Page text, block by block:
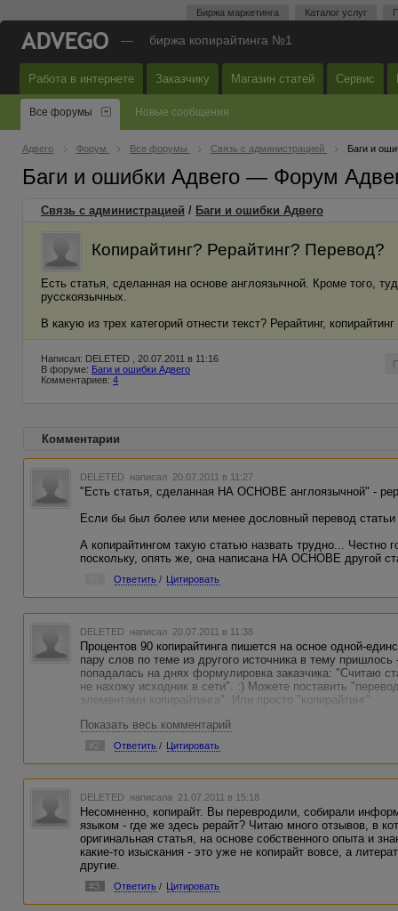
Биржа маркетинга Каталог услуг
— биржа копирайтинга №1
Работа в интернете Заказчику Магазин статей Сервис
Все форумы Новые сообщения
Адвего Форум Все форумы Связь с администрацией Баги и
Баги и ошибки Адвего — Форум
Связь с администрацией / Баги и ошибки Адвего
Копирайтинг? Рерайтинг? Перевод?
Есть статья, сделанная на основе англоязычной. Кроме того,
русскоязычных.
В какую из трех категорий отнести текст? Рерайтинг,
Написал: DELETED , 20.07.2011 в 11:16
В форуме: Баги и ошибки Адвего
Комментариев: 4
Комментарии
DELETED написал 20.07.2011 в 11:27
"Есть статья, сделанная НА ОСНОВЕ англоязычной" -
Если бы был более или менее дословный перевод
А копирайтингом такую ​​статью назвать трудно... Честно
поскольку, опять же, она написана НА ОСНОВЕ другой
Ответить / Цитировать
DELETED написал 20.07.2011 в 11:38
Процентов 90 копирайтинга пишется на осное одной-
пару слов по теме из другого источника в тему пришлось
попадалась на днях формулировка заказчика: "Считаю
не нахожу исходник в сети". :) Можете поставить
элементами копирайтинга". Или просто "копирайтинг"
Показать весь комментарий
#2 Ответить / Цитировать
DELETED написала 21.07.2011 в 15:18
Несомненно, копирайт. Вы перевродили, собирали
языком - где же здесь рерайт? Читаю много отзывов, в
оригинальная статья, на основе собственного опыта и
какие-то изыскания - это уже не копирайт вовсе, а
другие.
#3 Ответить / Цитировать